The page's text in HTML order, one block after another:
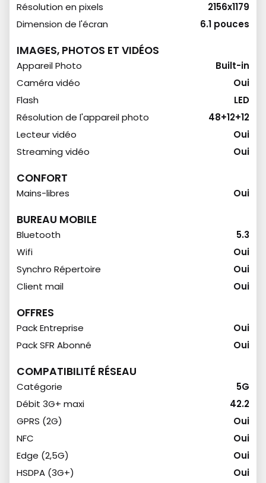
Résolution en pixels
2156x1179
Dimension de l'écran
6.1 pouces
IMAGES, PHOTOS ET VIDÉOS
Appareil Photo
Built-in
Caméra vidéo
Oui
Flash
LED
Résolution de l'appareil photo
48+12+12
Lecteur vidéo
Oui
Streaming vidéo
Oui
CONFORT
Mains-libres Oui
BUREAU MOBILE
Bluetooth
5.3
Wifi
Oui
Synchro Répertoire
Oui
Client mail
Oui
OFFRES
Pack Entreprise
Oui
Pack SFR Abonné
Oui
COMPATIBILITÉ RÉSEAU
Catégorie
5G
Débit 3G+ maxi
42.2
GPRS (2G)
Oui
NFC
Oui
Edge (2,5G)
Oui
HSDPA (3G+)
Oui